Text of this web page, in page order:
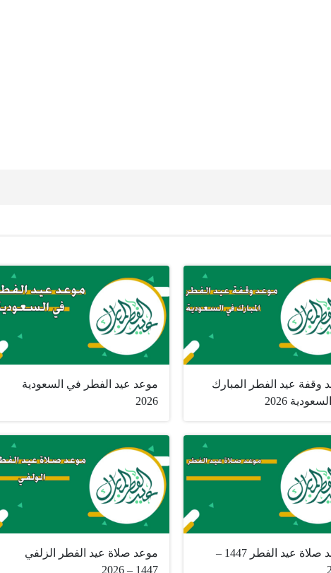
وقفة عيد الفطر المبارك
2026
موعد عيد الفطر في السعودية
2026
موعد صلاة عيد الفطر 1447 –
موعد صلاة عيد الفطر الزلفي
1447 – 2026